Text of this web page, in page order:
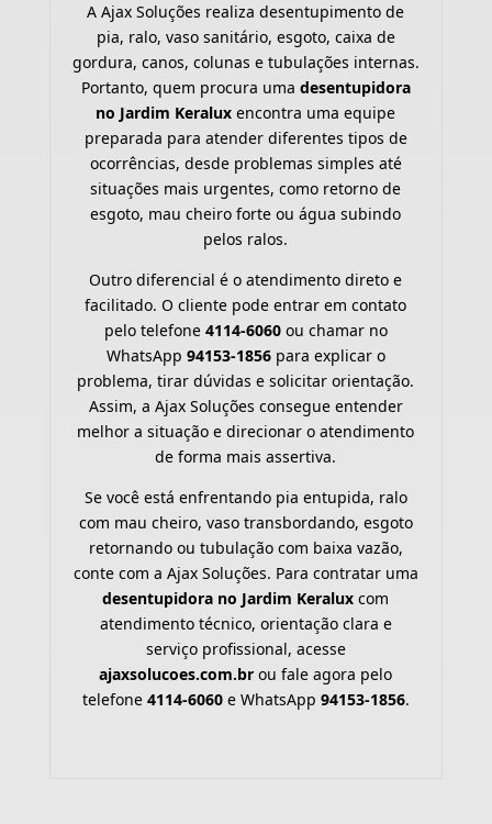
A Ajax Soluções realiza desentupimento de
pia, ralo, vaso sanitário, esgoto, caixa de
gordura, canos, colunas e tubulações internas.
Portanto, quem procura uma desentupidora
no Jardim Keralux encontra uma equipe
preparada para atender diferentes tipos de
ocorrências, desde problemas simples até
situações mais urgentes, como retorno de
esgoto, mau cheiro forte ou água subindo
pelos ralos.
Outro diferencial é o atendimento direto e
facilitado. O cliente pode entrar em contato
pelo telefone 4114-6060ou chamar no
WhatsApp 94153-1856para explicar o
problema, tirar dúvidas e solicitar orientação.
Assim, a Ajax Soluções consegue entender
melhor a situação e direcionar o atendimento
de forma mais assertiva.
Se você está enfrentando pia entupida, ralo
com mau cheiro, vaso transbordando, esgoto
retornando ou tubulação com baixa vazão,
conte com a Ajax Soluções. Para contratar uma
desentupidora no Jardim Keralux com
atendimento técnico, orientação clara e
serviço profissional, acesse
ajaxsolucoes.com.br ou fale agora pelo
telefone 4114-6060e WhatsApp 94153-1856.